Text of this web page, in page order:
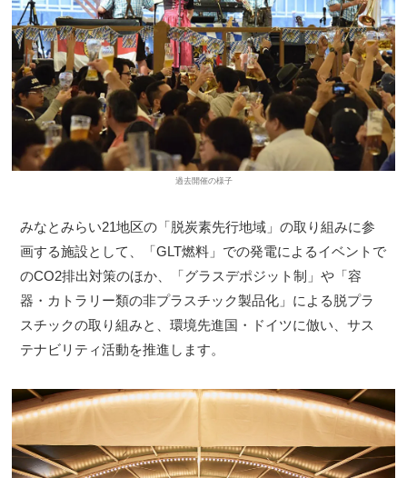
過去開催の様子
みなとみらい21地区の「脱炭素先行地域」の取り組みに参
画する施設として、「GLT燃料」での発電によるイベントで
のCO2排出対策のほか、「グラスデポジット制」や「容
器・カトラリー類の非プラスチック製品化」による脱プラ
スチックの取り組みと、環境先進国・ドイツに倣い、サス
テナビリティ活動を推進します。